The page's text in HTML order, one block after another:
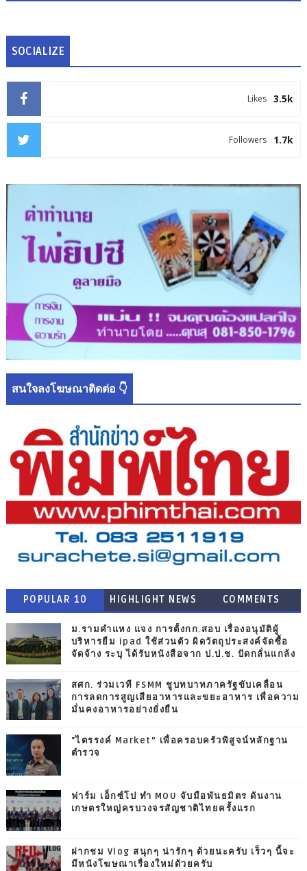
SOCIALIZE
3.5k
Likes
1.7k
Followers
สนใจลงโฆษณาติดต่อ 👇
POPULAR 10 HIGHLIGHT NEWS COMMENTS
ม.รามคำแหง แจง การตั้งกก.สอบ เรื่องอนุมัติผู้
บริหารยืม ipad ใช้ส่วนตัว ผิดวัตถุประสงค์จัดซื้อ
จัดจ้าง ระบุ ได้รับหนังสือจาก ป.ป.ช. ปัดกลั่นแกล้ง
สศก. ร่วมเวที FSMM ชูบทบาทภาครัฐขับเคลื่อน
การลดการสูญเสียอาหารและขยะอาหาร เพื่อความ
มั่นคงอาหารอย่างยั่งยืน
"ไตรรงค์ Market” เพื่อครอบครัวพิสูจน์หลักฐาน
ตำรวจ
ฟาร์ม เอ็กซ์โป ทำ MOU จับมือพันธมิตร ดันงาน
เกษตรใหญ่ครบวงจรสัญชาติไทยครั้งแรก
ฝากชม Vlog สนุกๆ น่ารักๆ ด้วยนะครับ เร็วๆ นี้จะ
มีหนังโฆษณาเรื่องใหม่ด้วยครับ